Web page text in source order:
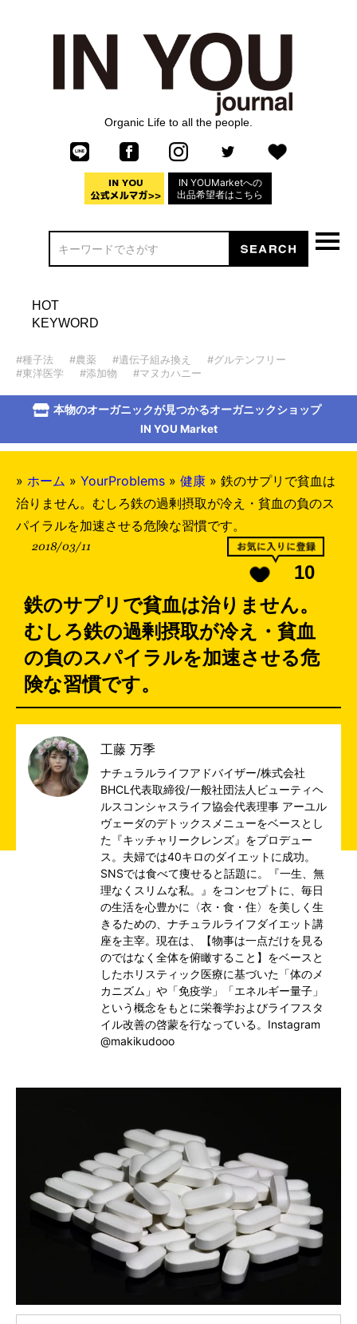
Organic Life to all the people.
IN YOUMarketへの
出品希望者はこちら
HOT
KEYWORD
#種子法 #農薬 #遺伝子組み換え
#グルテンフリー
#東洋医学
#添加物 #マヌカハニー
本物のオーガニックが見つかるオーガニックショップ
IN YOU Market
» ホーム » YourProblems » 健康 » 鉄のサプリで貧血は
治りません。むしろ鉄の過剰摂取が冷え・貧血の負のス
パイラルを加速させる危険な習慣です。
2018/03/11
10
鉄のサプリで貧血は治りません。
むしろ鉄の過剰摂取が冷え・貧血
の負のスパイラルを加速させる危
険な習慣です。
工藤 万季
ナチュラルライフアドバイザー/株式会社
BHCL代表取締役/一般社団法人ビューティヘ
ルスコンシャスライフ協会代表理事 アーユル
ヴェーダのデトックスメニューをベースとし
た『キッチャリークレンズ』をプロデュー
ス。夫婦では40キロのダイエットに成功。
SNSでは食べて痩せると話題に。『一生、無
理なくスリムな私。』をコンセプトに、毎日
の生活を心豊かに〈衣・食・住〉を美しく生
きるための、ナチュラルライフダイエット講
座を主宰。現在は、【物事は一点だけを見る
のではなく全体を俯瞰すること】をベースと
したホリスティック医療に基づいた「体のメ
カニズム」や「免疫学」「エネルギー量子」
という概念をもとに栄養学およびライフスタ
イル改善の啓蒙を行なっている。Instagram
@makikudooo